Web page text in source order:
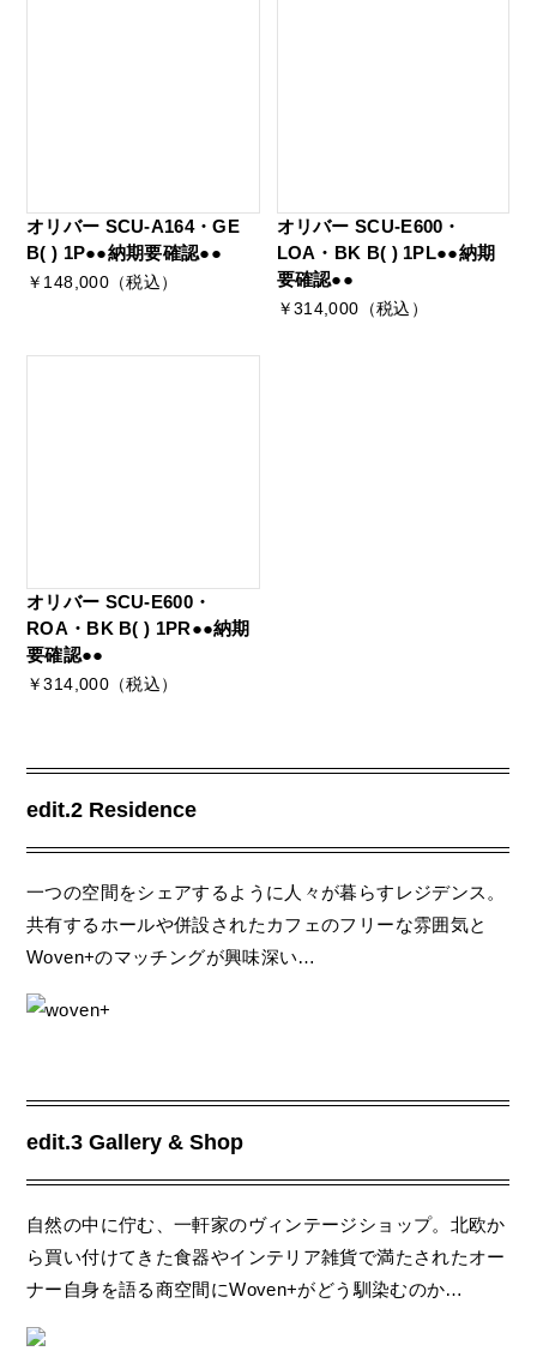
オリバー SCU-A164・GE
B( ) 1P●●納期要確認●●
￥148,000（税込）
オリバー SCU-E600・
LOA・BK B( ) 1PL●●納期
要確認●●
￥314,000（税込）
オリバー SCU-E600・
ROA・BK B( ) 1PR●●納期
要確認●●
￥314,000（税込）
edit.2 Residence
一つの空間をシェアするように人々が暮らすレジデンス。
共有するホールや併設されたカフェのフリーな雰囲気と
Woven+のマッチングが興味深い…
edit.3 Gallery & Shop
自然の中に佇む、一軒家のヴィンテージショップ。北欧か
ら買い付けてきた食器やインテリア雑貨で満たされたオー
ナー自身を語る商空間にWoven+がどう馴染むのか…